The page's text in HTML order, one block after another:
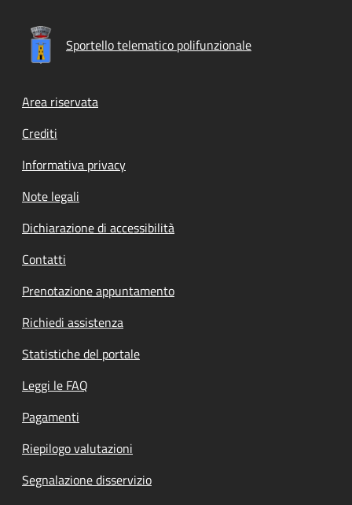
Sportello telematico polifunzionale
Footer menu
Area riservata
Crediti
Informativa privacy
Note legali
Dichiarazione di accessibilità
Contatti
Prenotazione appuntamento
Richiedi assistenza
Statistiche del portale
Leggi le FAQ
Pagamenti
Riepilogo valutazioni
Segnalazione disservizio